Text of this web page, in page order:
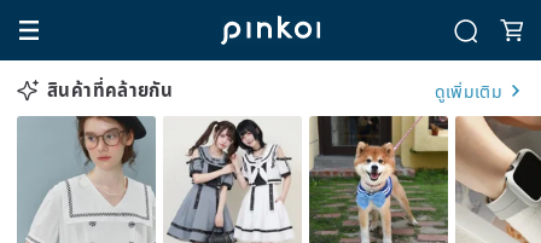
สินค้าที่คล้ายกัน ดูเพิ่มเติม